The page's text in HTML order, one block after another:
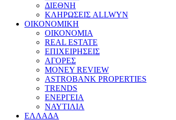
ΔΙΕΘΝΗ
ΚΛΗΡΩΣΕΙΣ ALLWYN
ΟΙΚΟΝΟΜΙΚΗ
ΟΙΚΟΝΟΜΙΑ
REAL ESTATE
ΕΠΙΧΕΙΡΗΣΕΙΣ
ΑΓΟΡΕΣ
MONEY REVIEW
ASTROBANK PROPERTIES
TRENDS
ΕΝΕΡΓΕΙΑ
ΝΑΥΤΙΛΙΑ
ΕΛΛΑΔΑ